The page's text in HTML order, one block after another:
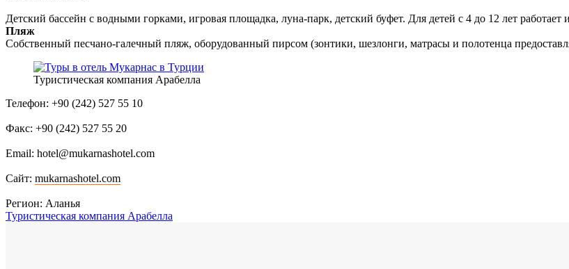
Детский бассейн с водными горками, игровая площадка, луна-парк, детский буфет. Для детей с 4 до 12 лет работает
Пляж
Собственный песчано-галечный пляж, оборудованный пирсом (зонтики, шезлонги, матрасы и полотенца
Туристическая компания Арабелла
Телефон: +90 (242) 527 55 10
Факс: +90 (242) 527 55 20
Email: hotel@mukarnashotel.com
Сайт: mukarnashotel.com
Регион: Аланья
Туристическая компания Арабелла